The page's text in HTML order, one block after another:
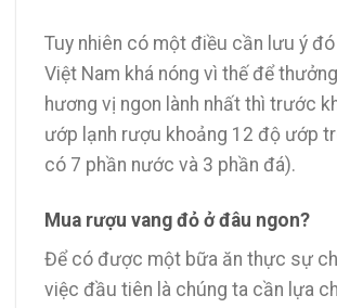
Tuy nhiên có một điều cần lưu ý
Việt Nam khá nóng vì thế để
hương vị ngon lành nhất thì trước
ướp lạnh rượu khoảng 12 độ ướp
có 7 phần nước và 3 phần đá).
Mua rượu vang đỏ ở đâu ngon?
Để có được một bữa ăn thực sự
việc đầu tiên là chúng ta cần lựa